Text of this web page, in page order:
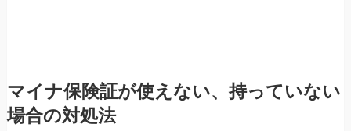
マイナ保険証が使えない、持っていない
場合の対処法